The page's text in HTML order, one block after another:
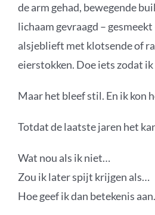
de arm gehad, bewegende
lichaam gevraagd – gesmeekt
alsjeblieft met klotsende of
eierstokken. Doe iets zodat ik
Maar het bleef stil. En ik kon
Totdat de laatste jaren het
Wat nou als ik niet…
Zou ik later spijt krijgen als…
Hoe geef ik dan betekenis